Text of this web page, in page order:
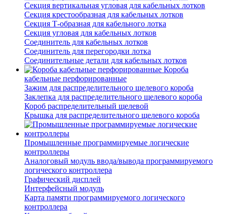
Секция вертикальная угловая для кабельных лотков
Секция крестообразная для кабельных лотков
Секция Т-образная для кабельного лотка
Секция угловая для кабельных лотков
Соединитель для кабельных лотков
Соединитель для перегородки лотка
Соединительные детали для кабельных лотков
Короба
кабельные перфорированные
Зажим для распределительного щелевого короба
Заклепка для распределительного щелевого короба
Короб распределительный щелевой
Крышка для распределительного щелевого короба
Промышленные программируемые логические
контроллеры
Аналоговый модуль ввода/вывода программируемого
логического контроллера
Графический дисплей
Интерфейсный модуль
Карта памяти программируемого логического
контроллера